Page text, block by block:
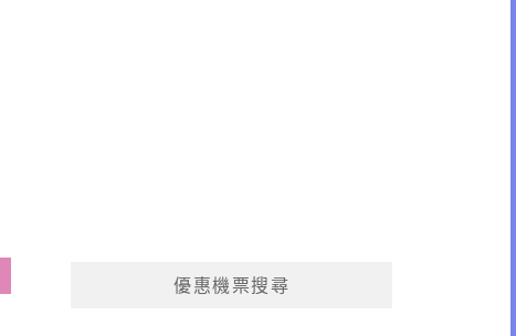
優惠機票搜尋